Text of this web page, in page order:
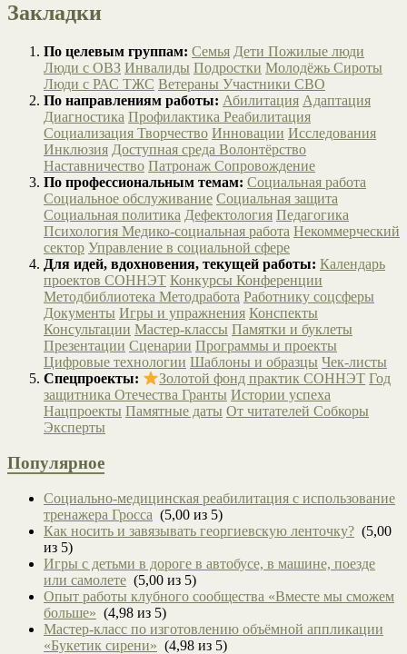
Закладки
По целевым группам: Семья Дети Пожилые люди
Люди с ОВЗ Инвалиды Подростки Молодёжь Сироты
Люди с РАС ТЖС Ветераны Участники СВО
По направлениям работы: Абилитация Адаптация
Диагностика Профилактика Реабилитация
Социализация Творчество Инновации Исследования
Инклюзия Доступная среда Волонтёрство
Наставничество Патронаж Сопровождение
По профессиональным темам: Социальная работа
Социальное обслуживание Социальная защита
Социальная политика Дефектология Педагогика
Психология Медико-социальная работа Некоммерческий
сектор Управление в социальной сфере
Для идей, вдохновения, текущей работы: Календарь
проектов СОННЭТ Конкурсы Конференции
Методбиблиотека Методработа Работнику соцсферы
Документы Игры и упражнения Конспекты
Консультации Мастер-классы Памятки и буклеты
Презентации Сценарии Программы и проекты
Цифровые технологии Шаблоны и образцы Чек-листы
Спецпроекты:
Золотой фонд практик СОННЭТ Год
защитника Отечества Гранты Истории успеха
Нацпроекты Памятные даты От читателей Собкоры
Эксперты
Популярное
Социально-медицинская реабилитация с использование
тренажера Гросса (5,00 из 5)
Как носить и завязывать георгиевскую ленточку? (5,00
из 5)
Игры с детьми в дороге в автобусе, в машине, поезде
или самолете (5,00 из 5)
Опыт работы клубного сообщества «Вместе мы сможем
больше» (4,98 из 5)
Мастер-класс по изготовлению объёмной аппликации
«Букетик сирени» (4,98 из 5)